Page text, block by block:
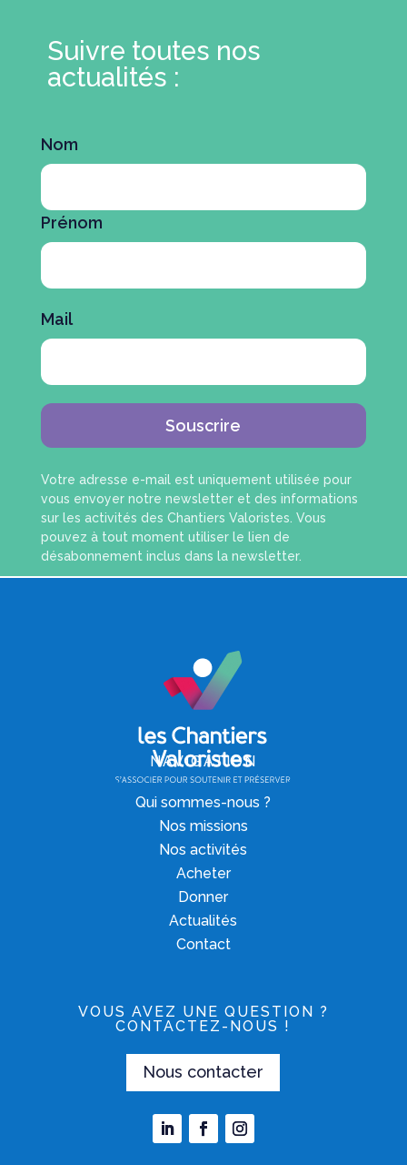
Suivre toutes nos
actualités :
Nom
Prénom
Mail
Souscrire
Votre adresse e-mail est uniquement utilisée pour
vous envoyer notre newsletter et des informations
sur les activités des Chantiers Valoristes. Vous
pouvez à tout moment utiliser le lien de
désabonnement inclus dans la newsletter.
NAVIGATION
Qui sommes-nous ?
Nos missions
Nos activités
Acheter
Donner
Actualités
Contact
VOUS AVEZ UNE QUESTION ?
CONTACTEZ-NOUS !
Nous contacter